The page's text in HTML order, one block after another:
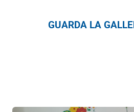
GUARDA LA